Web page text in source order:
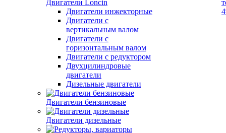
Двигатели Loncin
Двигатели инжекторные
Двигатели с
вертикальным валом
Двигатели с
горизонтальным валом
Двигатели с редуктором
Двухцилиндровые
двигатели
Дизельные двигатели
Двигатели бензиновые
Двигатели дизельные